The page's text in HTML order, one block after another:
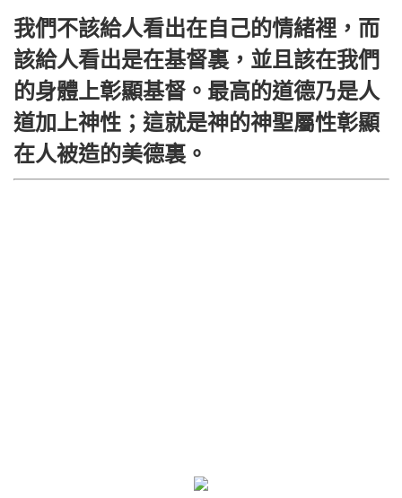
我們不該給人看出在自己的情緒裡，而
該給人看出是在基督裏，並且該在我們
的身體上彰顯基督。最高的道德乃是人
道加上神性；這就是神的神聖屬性彰顯
在人被造的美德裏。